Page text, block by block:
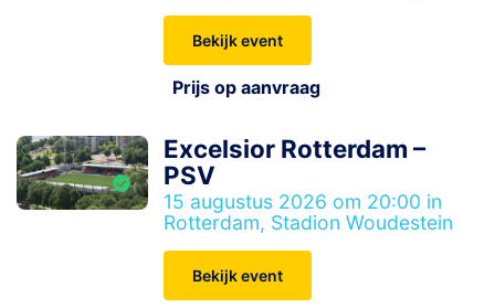
Bekijk event
Prijs op aanvraag
Excelsior Rotterdam –
PSV
15 augustus 2026 om 20:00 in
Rotterdam, Stadion Woudestein
Bekijk event